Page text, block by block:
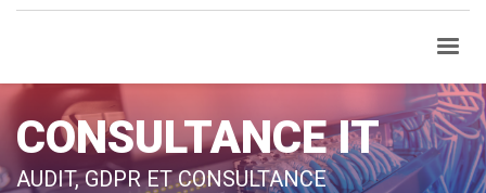
CONSULTANCE IT
AUDIT, GDPR ET CONSULTANCE